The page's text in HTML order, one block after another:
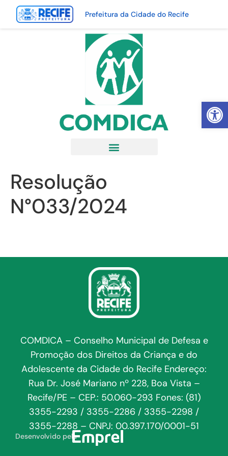
Abrir
Prefeitura da Cidade do Recife
Resolução
N°033/2024
COMDICA – Conselho Municipal de Defesa e
Promoção dos Direitos da Criança e do
Adolescente da Cidade do Recife Endereço:
Rua Dr. José Mariano nº 228, Boa Vista –
Recife/PE – CEP.: 50.060-293 Fones: (81)
3355-2293 / 3355-2286 / 3355-2298 /
3355-2288 – CNPJ: 00.397.170/0001-51
Desenvolvido pela